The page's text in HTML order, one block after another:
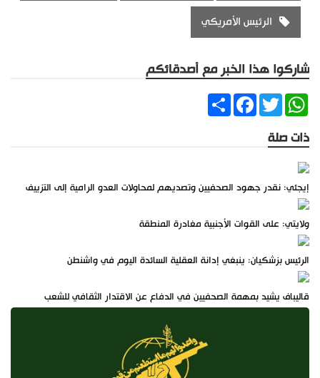
الرئيس الأمريكي
شاركوا هذا الخبر مع أصدقائكم
ShareFacebookTwitter
WhatsApp
ذات صلة
إيجئي: نقدر جهود الصحفيين وتصديهم لمحاولات العدو الرامية إلى التزييف
ولايتي: على القوات الأجنبية مغادرة المنطقة
الرئيس بزشكيان: ينبغي إدانة العقلية السائدة اليوم في واشنطن
قاليباف يشيد بمهمة الصحفيين في الدفاع عن الاقتدار الثقافي للشعب